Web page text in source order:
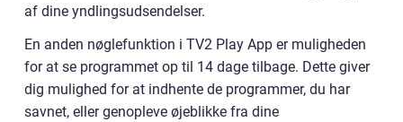
af dine yndlingsudsendelser.
En anden nøglefunktion i TV2 Play App er muligheden
for at se programmet op til 14 dage tilbage. Dette giver
dig mulighed for at indhente de programmer, du har
savnet, eller genopleve øjeblikke fra dine